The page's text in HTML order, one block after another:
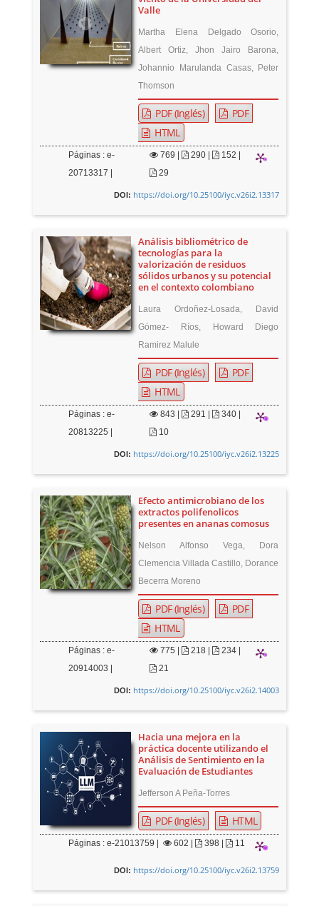
Valle
Martha Elena Delgado Osorio,
Albert Ortiz, Jhon Jairo Barona,
Johannio Marulanda Casas, Peter
Thomson
PDF (Inglés)
PDF
HTML
Páginas : e-
20713317 |
769 | 290 |
152 |
29
DOI: https://doi.org/10.25100/iyc.v26i2.13317
Análisis bibliométrico de
tecnologías para la
valorización de residuos
sólidos urbanos y su potencial
en el contexto colombiano
Laura Ordoñez-Losada, David
Gómez- Ríos, Howard Diego
Ramirez Malule
PDF (Inglés)
PDF
HTML
Páginas : e-
20813225 |
843 | 291 |
340 |
10
DOI: https://doi.org/10.25100/iyc.v26i2.13225
Efecto antimicrobiano de los
extractos polifenolicos
presentes en ananas comosus
Nelson Alfonso Vega, Dora
Clemencia Villada Castillo, Dorance
Becerra Moreno
PDF (Inglés)
PDF
HTML
Páginas : e-
20914003 |
775 | 218 |
234 |
21
DOI: https://doi.org/10.25100/iyc.v26i2.14003
Hacia una mejora en la
práctica docente utilizando el
Análisis de Sentimiento en la
Evaluación de Estudiantes
Jefferson A Peña-Torres
PDF (Inglés) HTML
Páginas : e-21013759 | 602 | 398 | 11
DOI: https://doi.org/10.25100/iyc.v26i2.13759